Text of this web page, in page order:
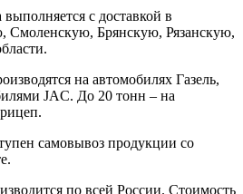
с доставкой в
Брянскую, Рязанскую,
на автомобилях Газель,
JAC. До 20 тонн – на
самовывоз продукции со
по всей России. Стоимость